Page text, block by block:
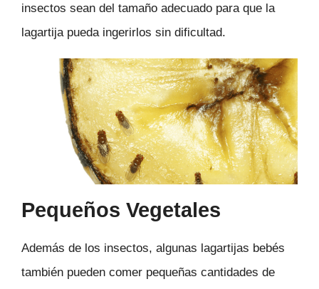
insectos sean del tamaño adecuado para que la
lagartija pueda ingerirlos sin dificultad.
Pequeños Vegetales
Además de los insectos, algunas lagartijas bebés
también pueden comer pequeñas cantidades de